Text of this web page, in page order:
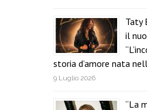
Taty
il
storia d’amore nata
9 Luglio 2026
“La